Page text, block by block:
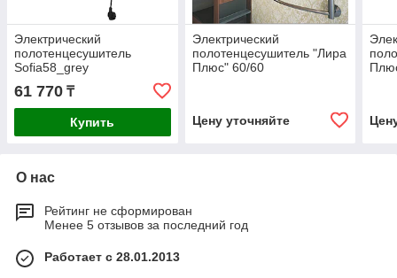
Электрический
полотенцесушитель
Sofia58_grey
61 770 ₸
Купить
Электрический
полотенцесушитель "Лира
Плюс" 60/60
Цену уточняйте
О нас
Рейтинг не сформирован
Менее 5 отзывов за последний год
Работает с 28.01.2013